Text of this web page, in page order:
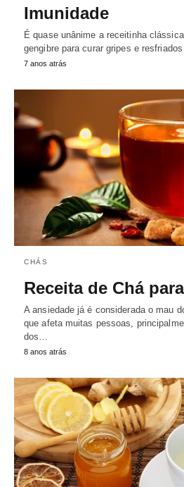
Imunidade
É quase unânime a receitinha
gengibre para curar gripes e
7 anos atrás
CHÁS
Receita de Chá
A ansiedade já é considerada o mau
que afeta muitas pessoas,
dos…
8 anos atrás